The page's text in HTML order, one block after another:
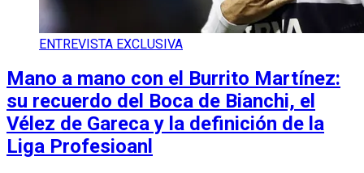
ENTREVISTA EXCLUSIVA
Mano a mano con el Burrito Martínez:
su recuerdo del Boca de Bianchi, el
Vélez de Gareca y la definición de la
Liga Profesioanl